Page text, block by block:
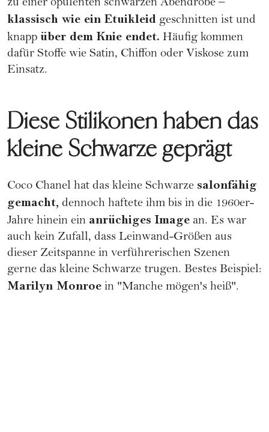
zu einer opulenten schwarzen Abendrobe –
klassisch wie ein Etuikleid geschnitten ist und
knapp über dem Knie endet. Häufig kommen
dafür Stoffe wie Satin, Chiffon oder Viskose zum
Einsatz.
Diese Stilikonen haben das
kleine Schwarze geprägt
Coco Chanel hat das kleine Schwarze salonfähig
gemacht, dennoch haftete ihm bis in die 1960er-
Jahre hinein ein anrüchiges Image an. Es war
auch kein Zufall, dass Leinwand-Größen aus
dieser Zeitspanne in verführerischen Szenen
gerne das kleine Schwarze trugen. Bestes Beispiel:
Marilyn Monroe in "Manche mögen's heiß".